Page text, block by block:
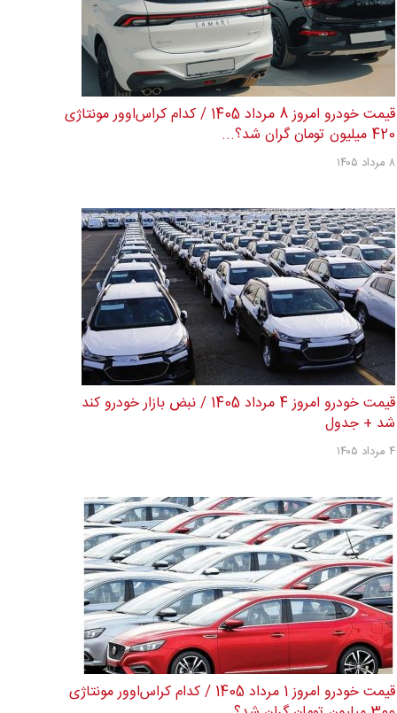
قیمت خودرو امروز 8 مرداد 1405 / کدام کراس‌اوور مونتاژی
420 میلیون تومان گران شد؟...
۸ مرداد ۱۴۰۵
قیمت خودرو امروز 4 مرداد 1405 / نبض بازار خودرو کند
شد + جدول
۴ مرداد ۱۴۰۵
قیمت خودرو امروز 1 مرداد 1405 / کدام کراس‌اوور مونتاژی